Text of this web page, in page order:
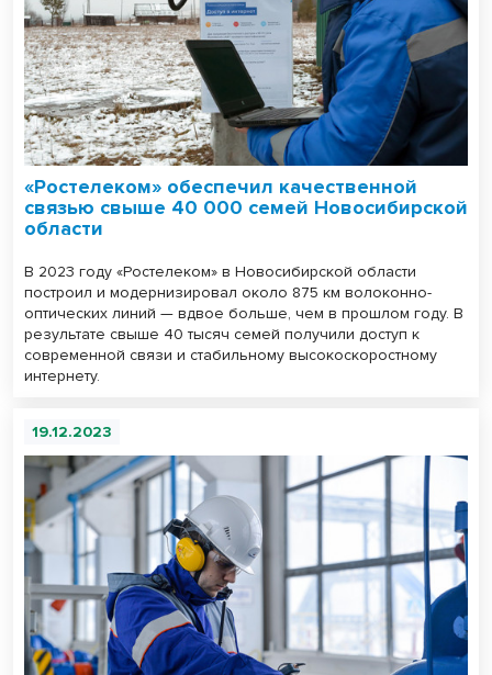
«Ростелеком» обеспечил качественной
связью свыше 40 000 семей Новосибирской
области
В 2023 году «Ростелеком» в Новосибирской области
построил и модернизировал около 875 км волоконно-
оптических линий — вдвое больше, чем в прошлом году. В
результате свыше 40 тысяч семей получили доступ к
современной связи и стабильному высокоскоростному
интернету.
19.12.2023